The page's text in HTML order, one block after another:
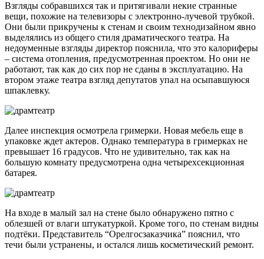
Взгляды собравшихся так и притягивали некие странные
вещи, похожие на телевизоры с электронно-лучевой трубкой.
Они были прикручены к стенам и своим технодизайном явно
выделялись из общего стиля драматического театра. На
недоуменные взгляды директор пояснила, что это калориферы
– система отопления, предусмотренная проектом. Но они не
работают, так как до сих пор не сданы в эксплуатацию. На
втором этаже театра взгляд депутатов упал на осыпавшуюся
шпаклевку.
Далее инспекция осмотрела гримерки. Новая мебель еще в
упаковке ждет актеров. Однако температура в гримерках не
превышает 16 градусов. Что не удивительно, так как на
большую комнату предусмотрена одна четырехсекционная
батарея.
На входе в малый зал на стене было обнаружено пятно с
облезшей от влаги штукатуркой. Кроме того, по стенам видны
подтёки. Представитель “Орелгосзаказчика” пояснил, что
течи были устранены, и остался лишь косметический ремонт.